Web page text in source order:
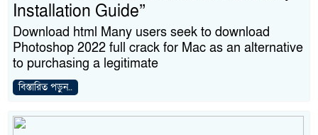
Installation Guide”
Download html Many users seek to download
Photoshop 2022 full crack for Mac as an alternative
to purchasing a legitimate
বিস্তারিত পড়ুন..